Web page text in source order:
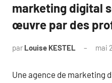
marketing digital
œuvre par des
par Louise KESTEL mai
Une agence de marketing